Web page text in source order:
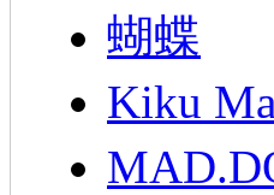
蝴蝶
Kiku